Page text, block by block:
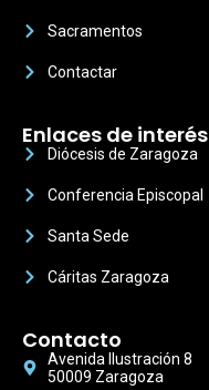
Sacramentos
Contactar
Enlaces de interés
Diócesis de Zaragoza
Conferencia Episcopal
Santa Sede
Cáritas Zaragoza
Contacto
Avenida Ilustración 8
50009 Zaragoza